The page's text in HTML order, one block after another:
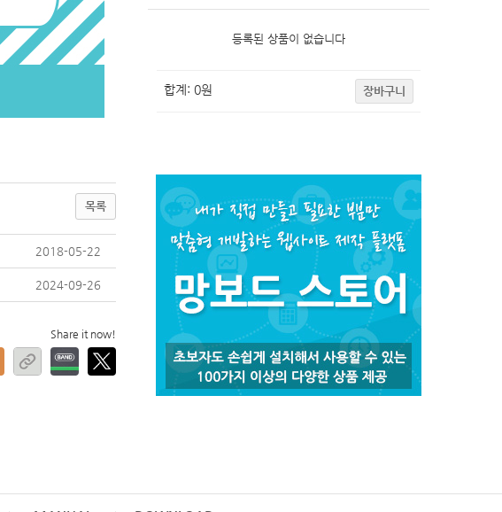
목록
2018-05-22
2024-09-26
Share it now!
등록된 상품이 없습니다
합계: 0원 장바구니